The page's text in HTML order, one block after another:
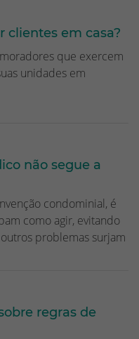
clientes em casa?
que exercem
unidades em
não segue a
condominial, é
como agir, evitando
problemas surjam
regras de